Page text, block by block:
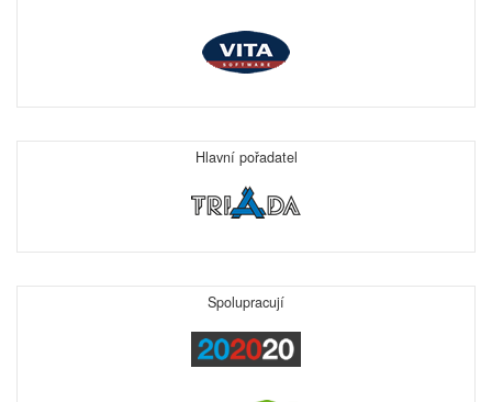
Hlavní pořadatel
Spolupracují